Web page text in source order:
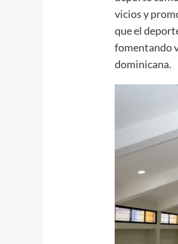
vicios y
que el
fomentando
dominicana.